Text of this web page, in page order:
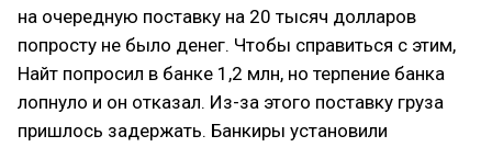
на очередную поставку на 20 тысяч долларов
попросту не было денег. Чтобы справиться с этим,
Найт попросил в банке 1,2 млн, но терпение банка
лопнуло и он отказал. Из-за этого поставку груза
пришлось задержать. Банкиры установили